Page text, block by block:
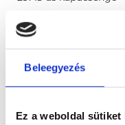
Beleegyezés
Ez a weboldal sütiket
Időpontfoglalás
Foglalj időpontot